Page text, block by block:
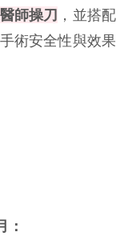
師操刀 ，並搭配
術安全性與效果
：